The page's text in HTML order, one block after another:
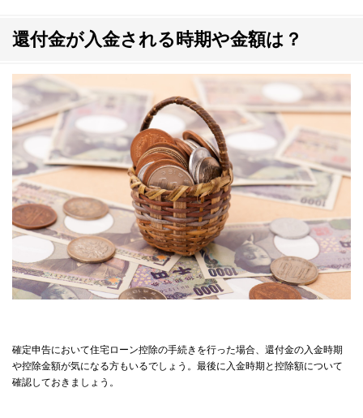
還付金が入金される時期や金額は？
確定申告において住宅ローン控除の手続きを行った場合、還付金の入金時期
や控除金額が気になる方もいるでしょう。最後に入金時期と控除額について
確認しておきましょう。